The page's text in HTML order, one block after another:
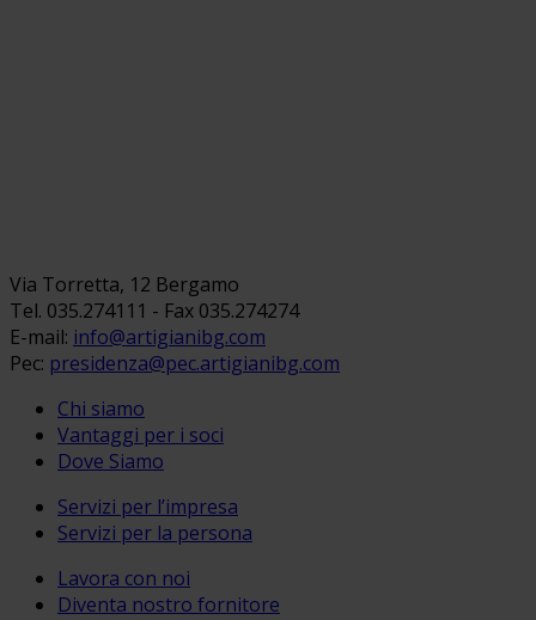
Via Torretta, 12 Bergamo
Tel. 035.274111 - Fax 035.274274
E-mail: info@artigianibg.com
Pec: presidenza@pec.artigianibg.com
Chi siamo
Vantaggi per i soci
Dove Siamo
Servizi per l’impresa
Servizi per la persona
Lavora con noi
Diventa nostro fornitore